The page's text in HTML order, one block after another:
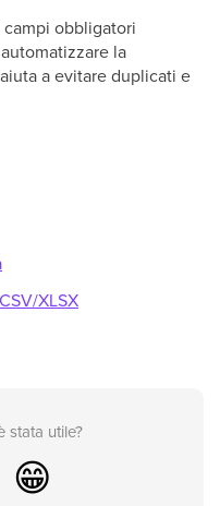
obbligatori
la
a evitare duplicati e
XLSX
stata utile?
😁